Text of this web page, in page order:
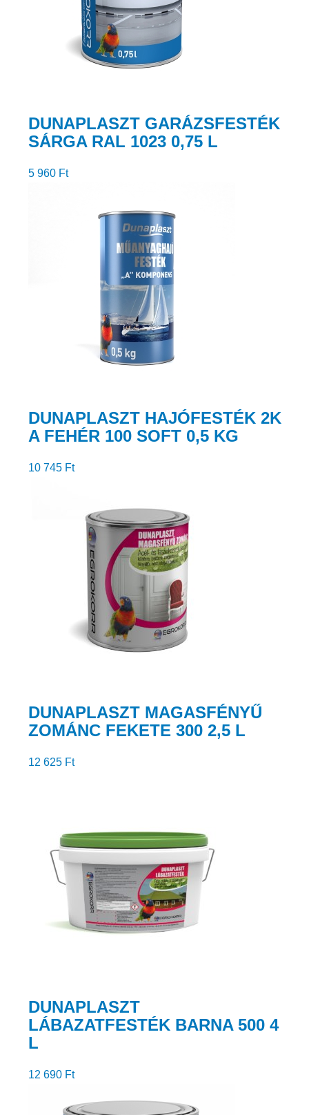
DUNAPLASZT GARÁZSFESTÉK
SÁRGA RAL 1023 0,75 L
5 960 Ft
DUNAPLASZT HAJÓFESTÉK 2K
A FEHÉR 100 SOFT 0,5 KG
10 745 Ft
DUNAPLASZT MAGASFÉNYŰ
ZOMÁNC FEKETE 300 2,5 L
12 625 Ft
DUNAPLASZT
LÁBAZATFESTÉK BARNA 500 4
L
12 690 Ft